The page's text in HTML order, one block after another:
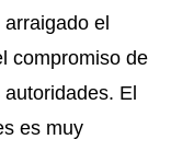
el
compromiso de
El
es muy